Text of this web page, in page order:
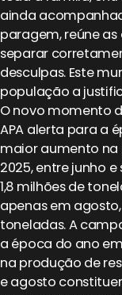
ainda
paragem, reúne
separar
desculpas. Este
população a
O novo momento
APA alerta para a
maior aumento na
2025, entre junho
1,8 milhões de
apenas em
toneladas. A
a época do ano
na produção de
e agosto